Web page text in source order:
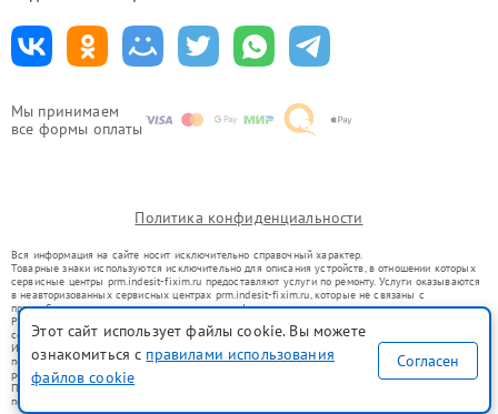
Мы принимаем
все формы оплаты
Политика конфиденциальности
Вся информация на сайте носит исключительно справочный характер.
Товарные знаки используются исключительно для описания устройств, в отношении которых
сервисные центры prm.indesit-fixim.ru предоставляют услуги по ремонту. Услуги оказываются
в неавторизованных сервисных центрах prm.indesit-fixim.ru, которые не связаны с
правообладателями товарных знаков или их официальными представителями.
Ремонт осуществляется для устройств, уже введенных в гражданский оборот в соответствии
со статьей 1487 ГК РФ.
Использование товарных знаков не преследует цели индивидуализации услуг или введения
потребителей в заблуждение, а служит для информирования о предоставляемых услугах по
ремонту техники указанных брендов.
Представленная на сайте информация не является публичной офертой, определяемой
положениями Статьи 437(2) Гражданского кодекса РФ
Этот сайт использует файлы cookie. Вы можете
ознакомиться с правилами использования
файлов cookie
Согласен